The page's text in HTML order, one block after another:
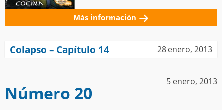
Más información
Colapso – Capítulo 14 28 enero, 2013
Número 20
5 enero, 2013